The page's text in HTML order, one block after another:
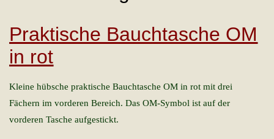
Praktische Bauchtasche OM
in rot
Kleine hübsche praktische Bauchtasche OM in rot mit drei
Fächern im vorderen Bereich. Das OM-Symbol ist auf der
vorderen Tasche aufgestickt.